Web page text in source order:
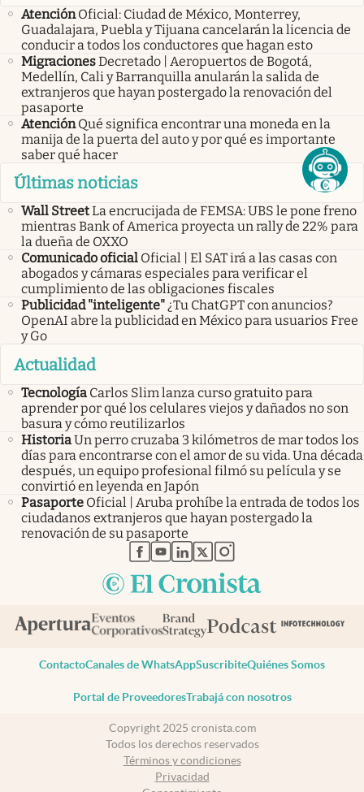
Atención Oficial: Ciudad de México, Monterrey,
Guadalajara, Puebla y Tijuana cancelarán la licencia de
conducir a todos los conductores que hagan esto
MigracionesDecretado | Aeropuertos de Bogotá,
Medellín, Cali y Barranquilla anularán la salida de
extranjeros que hayan postergado la renovación del
pasaporte
Atención Qué significa encontrar una moneda en la
manija de la puerta del auto y por qué es importante
saber qué hacer
Últimas noticias
Wall StreetLa encrucijada de FEMSA: UBS le pone freno
mientras Bank of America proyecta un rally de 22% para
la dueña de OXXO
Comunicado oficial Oficial | El SAT irá a las casas con
abogados y cámaras especiales para verificar el
cumplimiento de las obligaciones fiscales
Publicidad "inteligente"¿Tu ChatGPT con anuncios?
OpenAI abre la publicidad en México para usuarios Free
y Go
Actualidad
Tecnología Carlos Slim lanza curso gratuito para
aprender por qué los celulares viejos y dañados no son
basura y cómo reutilizarlos
HistoriaUn perro cruzaba 3 kilómetros de mar todos los
días para encontrarse con el amor de su vida. Una década
después, un equipo profesional filmó su película y se
convirtió en leyenda en Japón
Pasaporte Oficial | Aruba prohíbe la entrada de todos los
ciudadanos extranjeros que hayan postergado la
renovación de su pasaporte
abre en nueva pestaña
abre en nueva pestaña
abre en nueva pestaña
abre en nueva pestaña
abre en nueva pestaña
ContactoCanales de WhatsAppSuscribiteQuiénes Somos
Portal de ProveedoresTrabajá con nosotros
Copyright 2025 cronista.com
Todos los derechos reservados
Términos y condiciones
Privacidad